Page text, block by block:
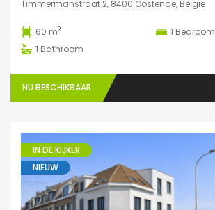
Timmermanstraat 2, 8400 Oostende, België
60 m2 1 Bedroom
1 Bathroom
NU BESCHIKBAAR
IN DE KIJKER
NIEUW